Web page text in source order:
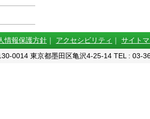
情報保護方針 ｜ アクセシビリティ ｜ サイト
0014 東京都墨田区亀沢4-25-14 TEL : 03-